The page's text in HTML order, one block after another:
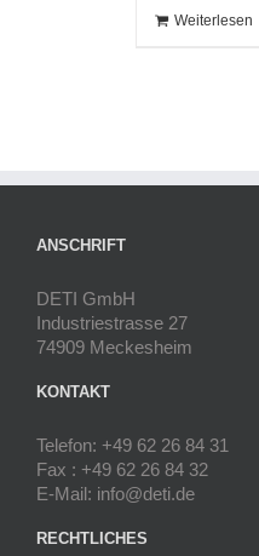
Weiterlesen
ANSCHRIFT
DETI GmbH
Industriestrasse 27
74909 Meckesheim
KONTAKT
Telefon: +49 62 26 84 31
Fax : +49 62 26 84 32
E-Mail: info@deti.de
RECHTLICHES